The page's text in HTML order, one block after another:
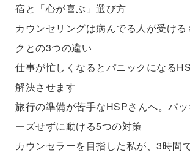
宿と「心が喜ぶ」選び方
カウンセリングは病んでる人が受け
クとの3つの違い
仕事が忙しくなるとパニックになる
解決させます
旅行の準備が苦手なHSPさんへ。パッ
ーズせずに動ける5つの対策
カウンセラーを目指した私が、3時間